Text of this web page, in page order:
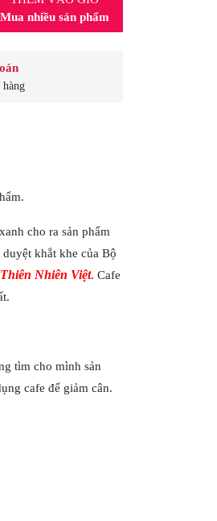
Mua nhiều sản phẩm
cho ra sản phẩm
khắt khe của Bộ
Nhiên Việt. Cafe
tìm cho mình sản
cafe để giảm cân.